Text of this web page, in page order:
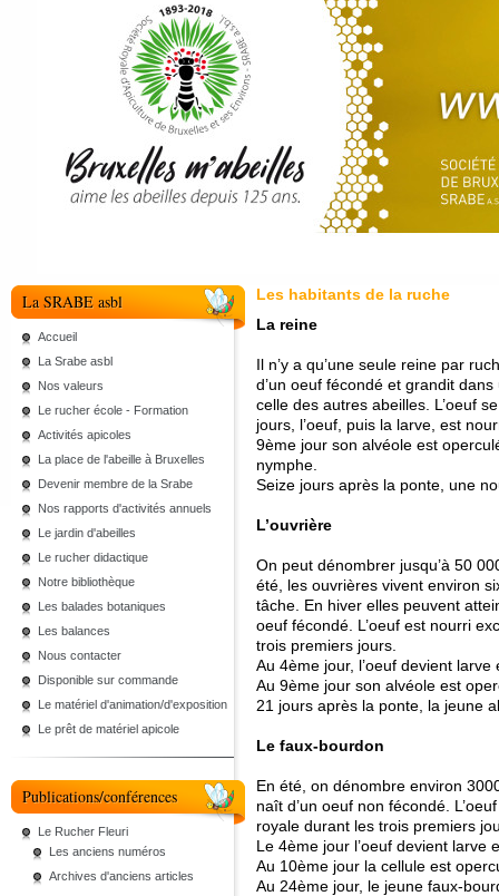
La SRABE asbl
Accueil
La Srabe asbl
Nos valeurs
Le rucher école - Formation
Activités apicoles
La place de l'abeille à Bruxelles
Devenir membre de la Srabe
Nos rapports d'activités annuels
Le jardin d'abeilles
Le rucher didactique
Notre bibliothèque
Les balades botaniques
Les balances
Nous contacter
Disponible sur commande
Le matériel d'animation/d'exposition
Le prêt de matériel apicole
Publications/conférences
Le Rucher Fleuri
Les anciens numéros
Archives d'anciens articles
Les habitants de la ruche
La reine
Il n’y a qu’une seule reine par
d’un oeuf fécondé et grandit
celle des autres abeilles. L’oeuf
jours, l’oeuf, puis la larve, est
9ème jour son alvéole est
nymphe.
Seize jours après la ponte, une
L’ouvrière
On peut dénombrer jusqu’à 50
été, les ouvrières vivent environ
tâche. En hiver elles peuvent
oeuf fécondé. L’oeuf est nourri
trois premiers jours.
Au 4ème jour, l’oeuf devient
Au 9ème jour son alvéole est
21 jours après la ponte, la jeune
Le faux-bourdon
En été, on dénombre environ
naît d’un oeuf non fécondé.
royale durant les trois premiers
Le 4ème jour l’oeuf devient larve
Au 10ème jour la cellule est
Au 24ème jour, le jeune faux-